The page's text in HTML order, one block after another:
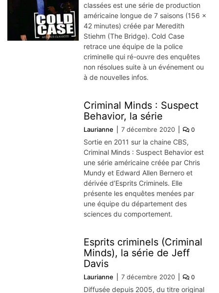
classées est une série de production
américaine longue de 7 saisons (156 x
42 minutes) créée par Meredith
Stiehm (The Bridge). Cold Case
retrace une équipe de la police
criminelle qui ré-ouvre des enquêtes
non résolues suite à un événement ou
à de nouvelles infos.
Criminal Minds : Suspect
Behavior, la série
Laurianne 7 décembre 2020 0
Sortie en 2011 sur la chaine CBS,
Criminal Minds : Suspect Behavior est
une série américaine créée par Chris
Mundy et Edward Allen Bernero et
dérivée d’Esprits Criminels. Elle
présente les enquêtes menées par
une équipe du département des
sciences du comportement.
Esprits criminels (Criminal
Minds), la série de Jeff
Davis
Laurianne 7 décembre 2020 0
Diffusée depuis 2005, du titre original